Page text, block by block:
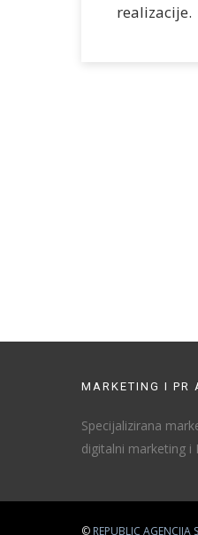
realizacije.
MARKETING I PR
Specijalizirana
digitalni marketing i
© REPUBLIC AGENCIJA